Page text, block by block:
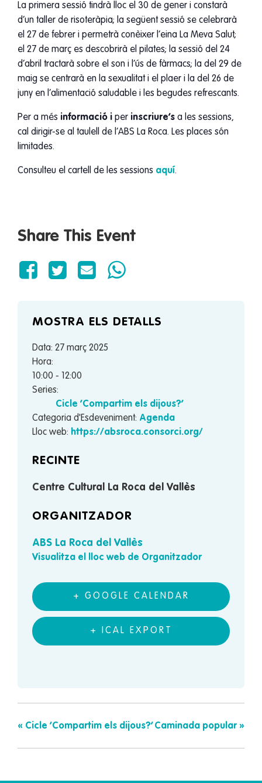
La primera sessió tindrà lloc el 30 de gener i constarà
d’un taller de risoteràpia; la següent sessió se celebrarà
el 27 de febrer i permetrà conèixer l’eina La Meva Salut;
el 27 de març es descobrirà el pilates; la sessió del 24
d’abril tractarà sobre el son i l’ús de fàrmacs; la del 29 de
maig se centrarà en la sexualitat i el plaer i la del 26 de
juny en l’alimentació saludable i les begudes refrescants.
Per a més informació i per inscriure’s a les sessions,
cal dirigir-se al taulell de l’ABS La Roca. Les places són
limitades.
Consulteu el cartell de les sessions aquí.
Share This Event
MOSTRA ELS DETALLS
Data: 27 març 2025
Hora:
10:00 - 12:00
Series:
Cicle ‘Compartim els dijous?’
Categoria d'Esdeveniment: Agenda
Lloc web: https://absroca.consorci.org/
RECINTE
Centre Cultural La Roca del Vallès
ORGANITZADOR
ABS La Roca del Vallès
Visualitza el lloc web de Organitzador
+ GOOGLE CALENDAR
+ ICAL EXPORT
« Cicle ‘Compartim els dijous?’ Caminada popular »